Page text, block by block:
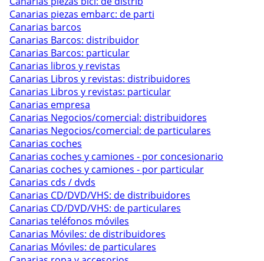
Canarias piezas embarc: de parti
Canarias barcos
Canarias Barcos: distribuidor
Canarias Barcos: particular
Canarias libros y revistas
Canarias Libros y revistas: distribuidores
Canarias Libros y revistas: particular
Canarias empresa
Canarias Negocios/comercial: distribuidores
Canarias Negocios/comercial: de particulares
Canarias coches
Canarias coches y camiones - por concesionario
Canarias coches y camiones - por particular
Canarias cds / dvds
Canarias CD/DVD/VHS: de distribuidores
Canarias CD/DVD/VHS: de particulares
Canarias teléfonos móviles
Canarias Móviles: de distribuidores
Canarias Móviles: de particulares